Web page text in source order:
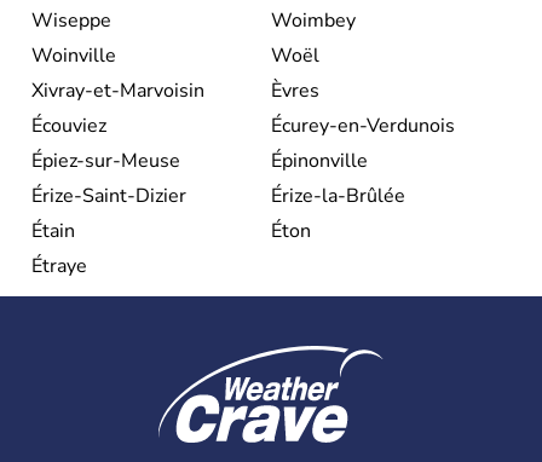
Wiseppe
Woimbey
Woinville
Woël
Xivray-et-Marvoisin
Èvres
Écouviez
Écurey-en-Verdunois
Épiez-sur-Meuse
Épinonville
Érize-Saint-Dizier
Érize-la-Brûlée
Étain
Éton
Étraye